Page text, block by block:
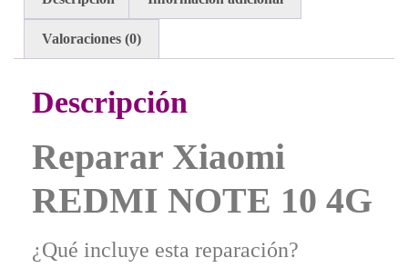
Valoraciones (0)
Descripción
Reparar Xiaomi
REDMI NOTE 10 4G
¿Qué incluye esta reparación?